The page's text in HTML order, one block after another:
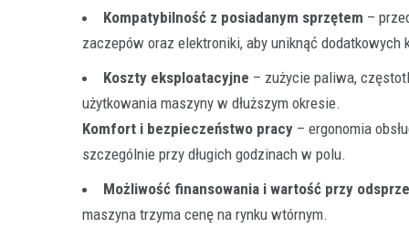
Kompatybilność z posiadanym sprzętem –
zaczepów oraz elektroniki, aby uniknąć
Koszty eksploatacyjne – zużycie paliwa,
użytkowania maszyny w dłuższym okresie.
Komfort i bezpieczeństwo pracy – ergonomia
szczególnie przy długich godzinach w polu.
Możliwość finansowania i wartość przy
maszyna trzyma cenę na rynku wtórnym.